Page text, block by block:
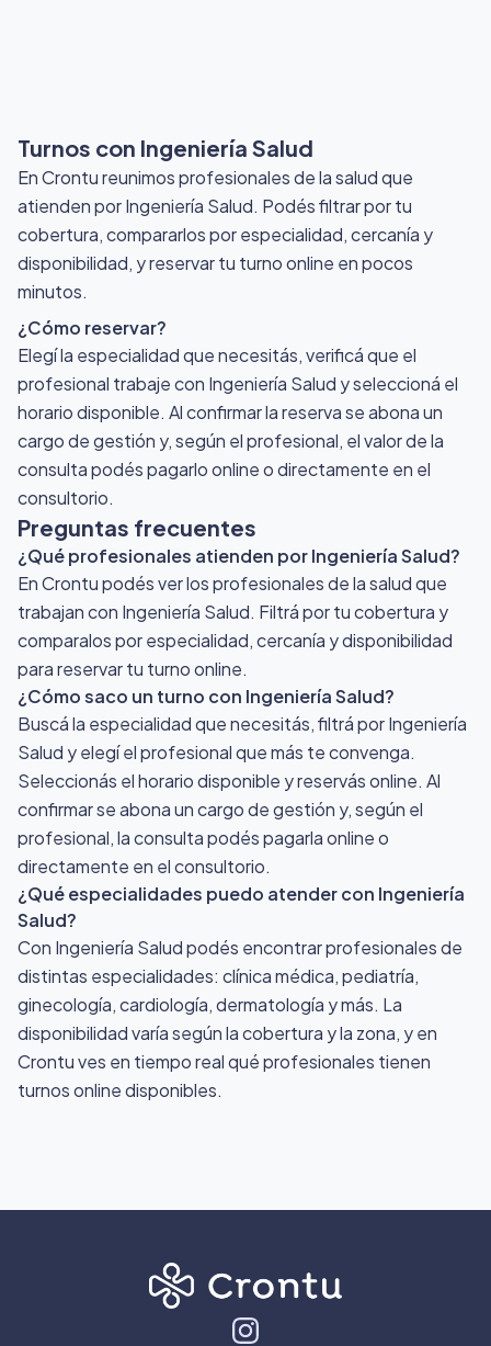
Turnos con Ingeniería Salud
En Crontu reunimos profesionales de la salud que
atienden por Ingeniería Salud. Podés filtrar por tu
cobertura, compararlos por especialidad, cercanía y
disponibilidad, y reservar tu turno online en pocos
minutos.
¿Cómo reservar?
Elegí la especialidad que necesitás, verificá que el
profesional trabaje con Ingeniería Salud y seleccioná el
horario disponible. Al confirmar la reserva se abona un
cargo de gestión y, según el profesional, el valor de la
consulta podés pagarlo online o directamente en el
consultorio.
Preguntas frecuentes
¿Qué profesionales atienden por Ingeniería Salud?
En Crontu podés ver los profesionales de la salud que
trabajan con Ingeniería Salud. Filtrá por tu cobertura y
comparalos por especialidad, cercanía y disponibilidad
para reservar tu turno online.
¿Cómo saco un turno con Ingeniería Salud?
Buscá la especialidad que necesitás, filtrá por Ingeniería
Salud y elegí el profesional que más te convenga.
Seleccionás el horario disponible y reservás online. Al
confirmar se abona un cargo de gestión y, según el
profesional, la consulta podés pagarla online o
directamente en el consultorio.
¿Qué especialidades puedo atender con Ingeniería
Salud?
Con Ingeniería Salud podés encontrar profesionales de
distintas especialidades: clínica médica, pediatría,
ginecología, cardiología, dermatología y más. La
disponibilidad varía según la cobertura y la zona, y en
Crontu ves en tiempo real qué profesionales tienen
turnos online disponibles.